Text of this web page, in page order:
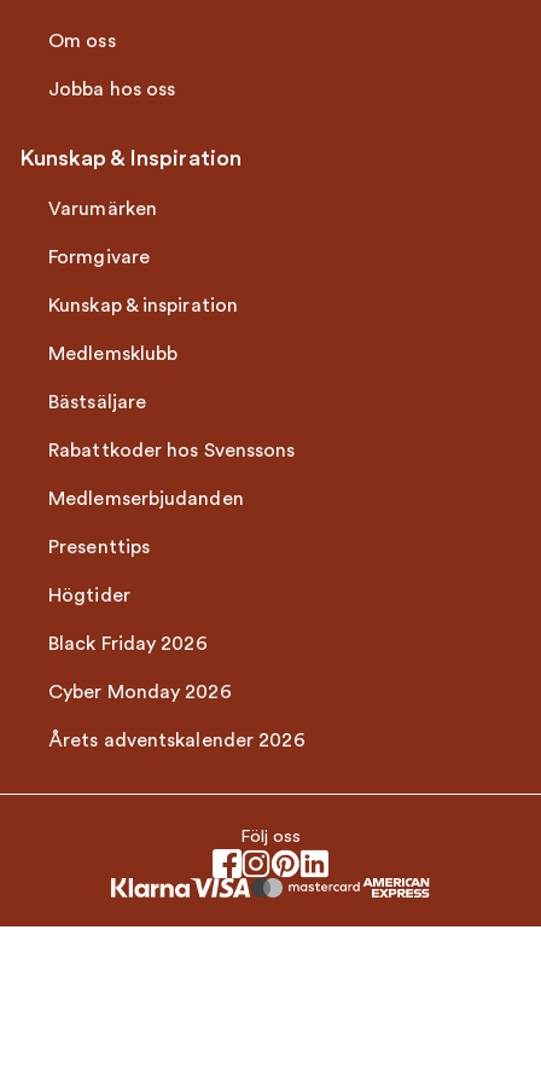
Om oss
Jobba hos oss
Kunskap & Inspiration
Varumärken
Formgivare
Kunskap & inspiration
Medlemsklubb
Bästsäljare
Rabattkoder hos Svenssons
Medlemserbjudanden
Presenttips
Högtider
Black Friday 2026
Cyber Monday 2026
Årets adventskalender 2026
Följ oss